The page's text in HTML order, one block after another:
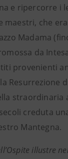
e ripercorre i
maestri, che
Madama
da
provenienti
Resurrezione
straordinaria
creduta
Mantegna.
illustre